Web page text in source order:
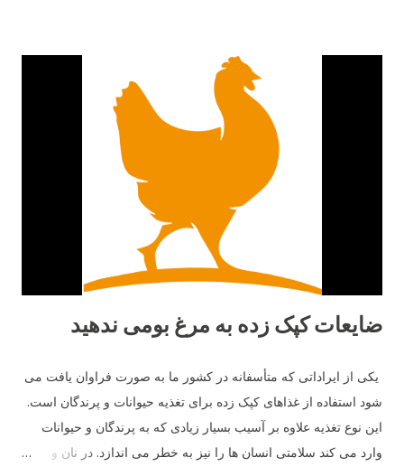
ضایعات کپک زده به مرغ بومی ندهید
یکی از ایراداتی که متأسفانه در کشور ما به صورت فراوان یافت می
شود استفاده از غذاهای کپک زده برای تغذیه حیوانات و پرندگان است.
این نوع تغذیه علاوه بر آسیب بسیار زیادی که به پرندگان و حیوانات
وارد می کند سلامتی انسان ها را نیز به خطر می اندازد. در نان و